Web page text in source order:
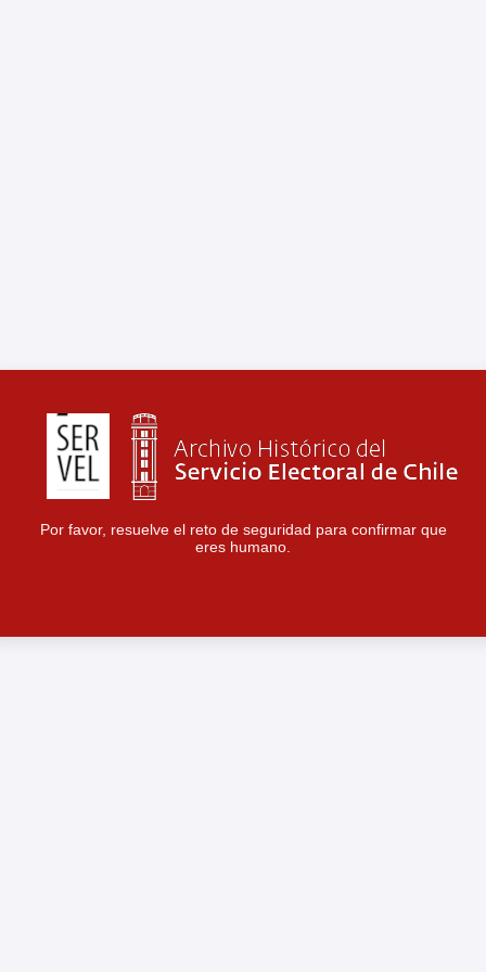
Por favor, resuelve el reto de seguridad para confirmar que
eres humano.